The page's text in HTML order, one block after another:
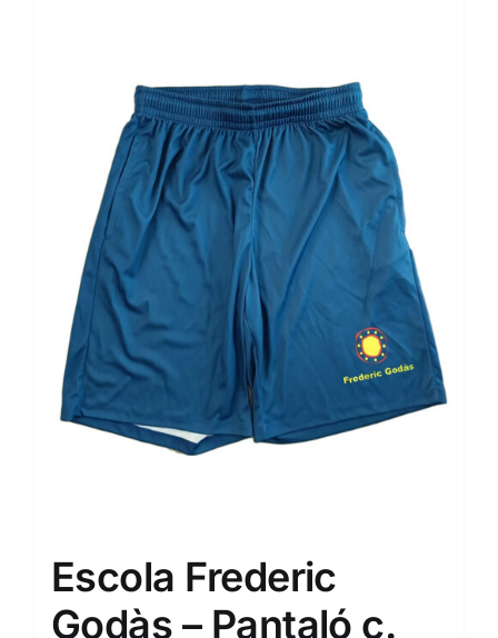
Escola Frederic
Godàs – Pantaló c.